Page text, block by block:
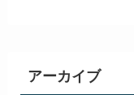
アーカイブ